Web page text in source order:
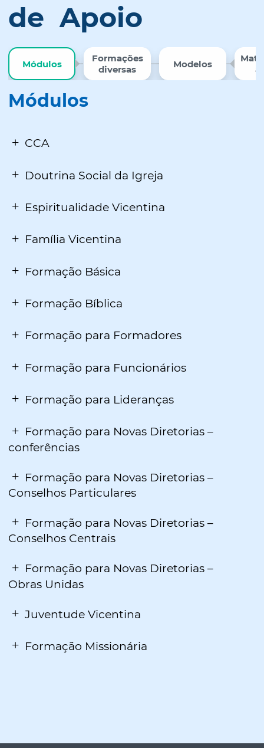
de Apoio
Módulos
Formações
diversas
Modelos
Módulos
CCA
Doutrina Social da Igreja
Espiritualidade Vicentina
Família Vicentina
Formação Básica
Formação Bíblica
Formação para Formadores
Formação para Funcionários
Formação para Lideranças
Formação para Novas Diretorias –
conferências
Formação para Novas Diretorias –
Conselhos Particulares
Formação para Novas Diretorias –
Conselhos Centrais
Formação para Novas Diretorias –
Obras Unidas
Juventude Vicentina
Formação Missionária